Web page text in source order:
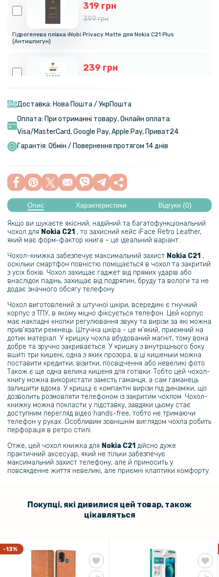
319 грн
399 грн
Гідрогелева плівка iNobi Privacy Matte для Nokia C21 Plus
(Антишпигун)
239 грн
79 грн
129 грн
Захисне скло Tempered Glass 0.3mm для Nokia C21, Transparent
Доставка: Нова Пошта / УкрПошта
Оплата: При отриманні товару, Онлайн оплата:
Visa/MasterСard, Google Pay, Apple Pay, Приват24
Гарантія: Обмін / Повернення протягом 14 днів
Опис Характеристики Відгуки (0)
Якщо ви шукаєте якісний, надійний та багатофункціональний
чохол для Nokia C21 , то захисний кейс iFace Retro Leather,
який має форм-фактор книга – це ідеальний варіант.
Чохол-книжка забезпечує максимальний захист Nokia C21 ,
оскільки смартфон повністю поміщається в чохол та закритий
з усіх боків. Чохол захищає гаджет від прямих ударів або
внаслідок падінь, захищає від подряпин, бруду та вологи та не
додає значного обсягу телефону.
Чохол виготовлений зі штучної шкіри, всередині є гнучкий
корпус з ТПУ, в якому міцно фіксується телефон. Цей корпус
має накладні кнопки регулювання звуку та вирізи за які можна
прив'язати ремінець. Штучна шкіра - це м'який, приємний на
дотик матеріал. У кришку чохла вбудований магніт, тому вона
добре та зручно закривається. У кришку з внутрішнього боку
вшиті три кишені, одна з яких прозора, в ці кишеньки можна
поставити кредитки, візитки, посвідчення або невеликі фото.
Також є ще одна велика кишеня для готівки. Тобто цей чохол-
книгу можна використати замість гаманця, а сам гаманець
залишити вдома. У кришці є компактні вирізи під динаміки, що
дозволить розмовляти телефоном із закритим чохлом. Чохол-
книжку можна покласти у підставку, завдяки цьому стає
доступним перегляд відео hands-free, тобто не тримаючи
телефон у руках. Особливим зовнішнім виглядом чохла робить
перфорація в ретро стилі.
Отже, цей чохол книжка для Nokia C21 дійсно дуже
практичний аксесуар, який не тільки забезпечує
максимальний захист телефону, але й приносить у
повсякденне життя невеликі, але приємні клаптики комфорту.
Покупці, які дивилися цей товар, також
цікавляться
-13%